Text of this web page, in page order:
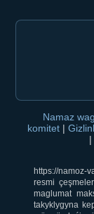
Namaz
komitet |
|
https://
resmi
maglumat
takyklygyna